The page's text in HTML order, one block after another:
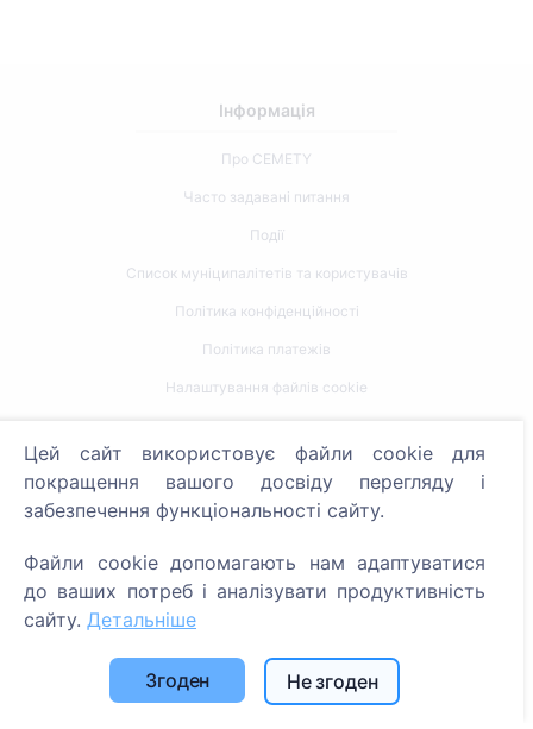
Інформація
Про CEMETY
Часто задавані питання
Події
Список муніципалітетів та користувачів
Політика конфіденційності
Політика платежів
Налаштування файлів cookie
Пошук померлих
Пошук кладовищ
Послуги
SIA "CEMETY", LV40103618951
Цей сайт використовує файли cookie для
покращення вашого досвіду перегляду і
забезпечення функціональності сайту.
Файли cookie допомагають нам адаптуватися
до ваших потреб і аналізувати продуктивність
сайту. Детальніше
Згоден Не згоден